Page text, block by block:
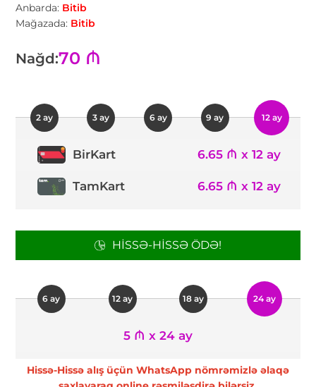
Anbarda: Bitib
Mağazada: Bitib
Nağd:70 ₼
2 ay 3 ay 6 ay 9 ay 12 ay
BirKart 6.65 ₼ x 12 ay
TamKart 6.65 ₼ x 12 ay
HISSƏ-HISSƏ ÖDƏ!
6 ay 12 ay 18 ay 24 ay
5 ₼ x 24 ay
Hissə-Hissə alış üçün WhatsApp nömrəmizlə əlaqə